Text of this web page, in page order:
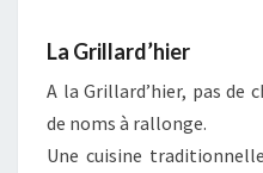
La Grillard’hier
A la Grillard’hier, pas de
de noms à rallonge.
Une cuisine